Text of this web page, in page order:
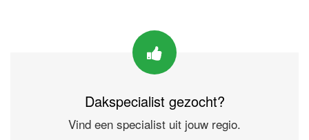
Dakspecialist gezocht?
Vind een specialist uit jouw regio.